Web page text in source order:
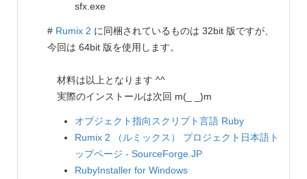
sfx.exe
# Rumix 2 に同梱されているものは 32bit 版ですが、
今回は 64bit 版を使用します。
材料は以上となります ^^
実際のインストールは次回 m(_ _)m
オブジェクト指向スクリプト言語 Ruby
Rumix 2 （ルミックス） プロジェクト日本語ト
ップページ - SourceForge.JP
RubyInstaller for Windows